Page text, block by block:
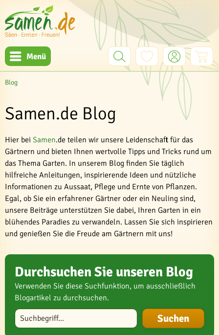
Menü
Blog
Samen.de Blog
Hier bei Samen.de teilen wir unsere Leidenschaft für das
Gärtnern und bieten Ihnen wertvolle Tipps und Tricks rund um
das Thema Garten. In unserem Blog finden Sie täglich
hilfreiche Anleitungen, inspirierende Ideen und nützliche
Informationen zu Aussaat, Pflege und Ernte von Pflanzen.
Egal, ob Sie ein erfahrener Gärtner oder ein Neuling sind,
unsere Beiträge unterstützen Sie dabei, Ihren Garten in ein
blühendes Paradies zu verwandeln. Lassen Sie sich inspirieren
und genießen Sie die Freude am Gärtnern mit uns!
Durchsuchen Sie unseren Blog
Verwenden Sie diese Suchfunktion, um ausschließlich
Blogartikel zu durchsuchen.
Blog durchsuchen